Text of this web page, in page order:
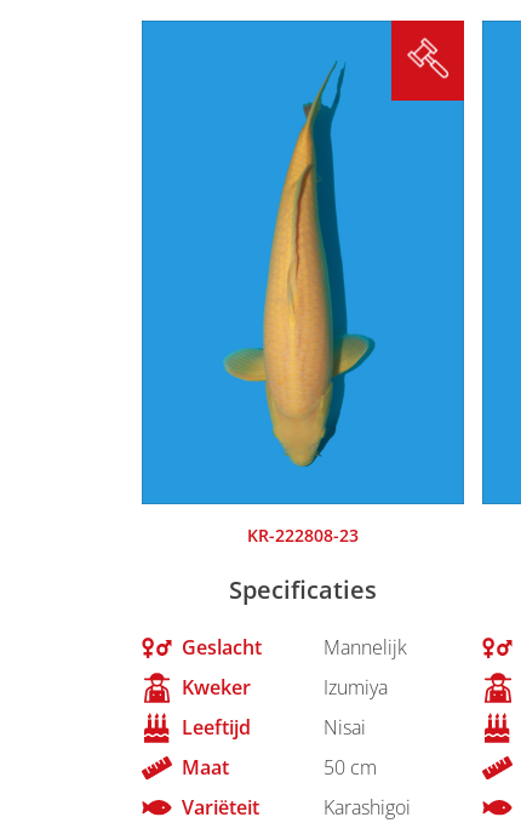
KR-222808-23
Specificaties
Geslacht
Mannelijk
Kweker
Izumiya
Leeftijd
Nisai
Maat
50 cm
Variëteit
Karashigoi